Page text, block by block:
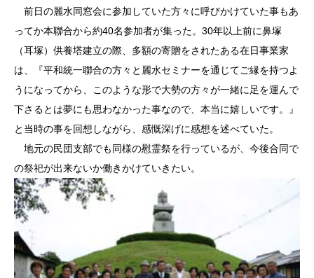
前日の麗水同窓会に参加していた方々に呼びかけていた事もあ
ってか本聯合から約40名参加者が集った。30年以上前に鼻塚
（耳塚）供養塔建立の際、多額の寄贈をされたある在日事業家
は、『平和統一聯合の方々と麗水セミナーを通じてご縁を持つよ
うになってから、このような形で大勢の方々が一緒に足を運んで
下さるとは夢にも思わなかった事なので、本当に嬉しいです。』
と当時の事を回想しながら、感慨深げに感想を述べていた。
地元の民団支部でも同様の慰霊祭を行っているが、今後合同で
の祭祀が出来ないか働きかけていきたい。